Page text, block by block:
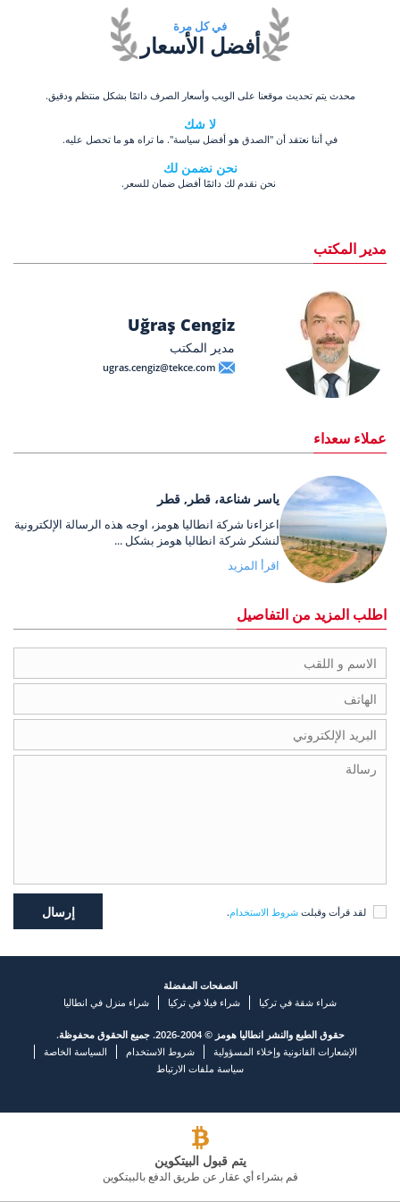
أفضل الأسعار
في كل مرة
محدث يتم تحديث موقعنا على الويب وأسعار الصرف دائمًا بشكل منتظم ودقيق.
لا شك
في أننا نعتقد أن "الصدق هو أفضل سياسة". ما تراه هو ما تحصل عليه.
نحن نضمن لك
نحن نقدم لك دائمًا أفضل ضمان للسعر.
مدير المكتب
Uğraş Cengiz
مدير المكتب
ugras.cengiz@tekce.com
عملاء سعداء
ياسر شناعة، قطر, قطر
اعزاءنا شركة انطاليا هومز، اوجه هذه الرسالة الإلكترونية
لنشكر شركة انطاليا هومز بشكل ...
اقرأ المزيد
اطلب المزيد من التفاصيل
لقد قرأت وقبلت شروط الاستخدام.
الصفحات المفضلة
شراء شقة في تركيا
شراء فيلا في تركيا شراء منزل في انطاليا
حقوق الطبع والنشر انطاليا هومز © 2004-2026. جميع الحقوق محفوظة.
الإشعارات القانونية وإخلاء المسؤولية
شروط الاستخدام
السياسة الخاصة
سياسة ملفات الارتباط
يتم قبول البيتكوين
قم بشراء أي عقار عن طريق الدفع بالبيتكوين